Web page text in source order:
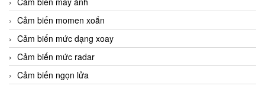
Cảm biến momen xoắn
Cảm biến mức dạng xoay
Cảm biến mức radar
Cảm biến ngọn lửa